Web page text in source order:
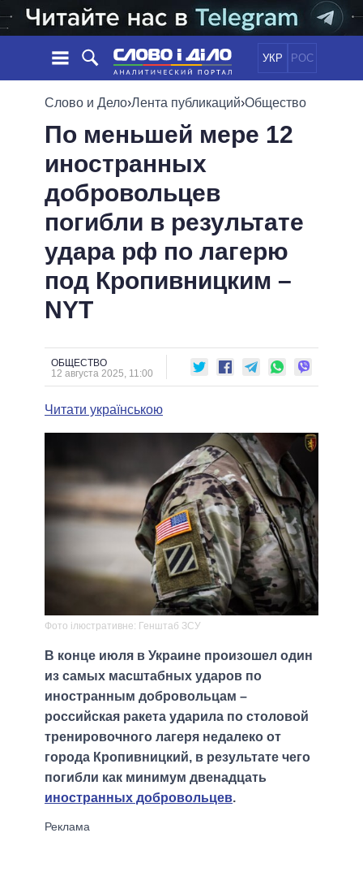
УКР РОС
НОВОСТИ
ЛЕНТА
СОБЫТИЯ
СТАТЬИ
МНЕНИЯ
ОБЗОРЫ
ДАЙДЖЕСТЫ
ПОЛИТИКА
ЭКОНОМИКА
ОБЩЕСТВО
ОБЕЩАНИЯ
ПОЛИТИКИ
ВСЕ ПОЛИТИКИ
ПРЕЗИДЕНТ И ОФИС
ВЕРХОВНАЯ РАДА
КАБИНЕТ МИНИСТРОВ
ГЛАВЫ ОБЛАДМИНИСТРАЦИЙ
ВСЕ ПЕРСОНЫ
ИНФОГРАФИКА
ВИДЕО
ПОДДЕРЖАТЬ
Слово и Дело›Лента публикаций›Общество
По меньшей мере 12
иностранных
добровольцев
погибли в результате
удара рф по лагерю
под Кропивницким –
NYT
ОБЩЕСТВО
12 августа 2025, 11:00
Читати українською
Фото iлюстративне: Генштаб ЗСУ
В конце июля в Украине произошел один
из самых масштабных ударов по
иностранным добровольцам –
российская ракета ударила по столовой
тренировочного лагеря недалеко от
города Кропивницкий, в результате чего
погибли как минимум двенадцать
иностранных добровольцев.